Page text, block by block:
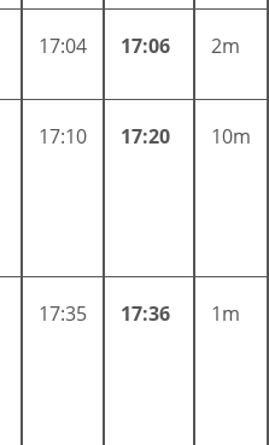
17:04 17:06 2m
17:10 17:20 10m
17:35 17:36 1m